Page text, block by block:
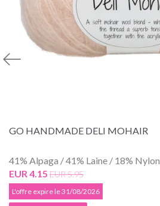
GO HANDMADE DELI MOHAIR
41% Alpaga / 41% Laine / 18% Nylon
EUR 4.15 EUR 5.95
L'offre expire le 31/08/2026